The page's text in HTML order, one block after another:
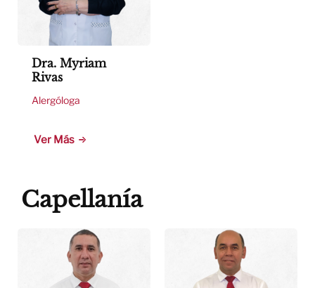
Dra. Myriam
Rivas
Alergóloga
Ver Más
Capellanía